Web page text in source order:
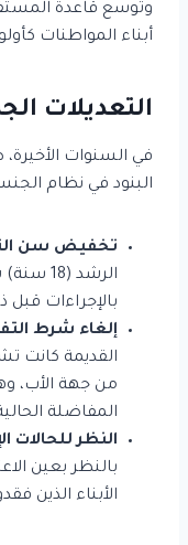
وتوسع قاعدة
أبناء المواطنات
التعديلات
في السنوات
البنود في نظام
تخفيض سن
الرشد
بالإجراءات قبل
إلغاء شرط
القديمة كانت
من جهة الأب،
المفاضلة
النظر للحالات
بالنظر بعين
الأبناء الذين